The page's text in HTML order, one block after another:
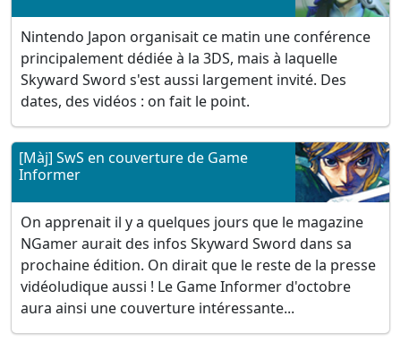
Nintendo Japon organisait ce matin une conférence
principalement dédiée à la 3DS, mais à laquelle
Skyward Sword s'est aussi largement invité. Des
dates, des vidéos : on fait le point.
[Màj] SwS en couverture de Game
Informer
On apprenait il y a quelques jours que le magazine
NGamer aurait des infos Skyward Sword dans sa
prochaine édition. On dirait que le reste de la presse
vidéoludique aussi ! Le Game Informer d'octobre
aura ainsi une couverture intéressante...